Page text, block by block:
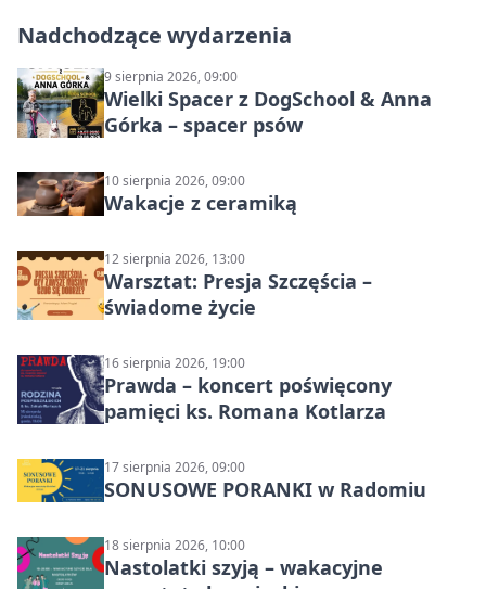
Nadchodzące wydarzenia
9 sierpnia 2026, 09:00
Wielki Spacer z DogSchool & Anna
Górka – spacer psów
10 sierpnia 2026, 09:00
Wakacje z ceramiką
12 sierpnia 2026, 13:00
Warsztat: Presja Szczęścia –
świadome życie
16 sierpnia 2026, 19:00
Prawda – koncert poświęcony
pamięci ks. Romana Kotlarza
17 sierpnia 2026, 09:00
SONUSOWE PORANKI w Radomiu
18 sierpnia 2026, 10:00
Nastolatki szyją – wakacyjne